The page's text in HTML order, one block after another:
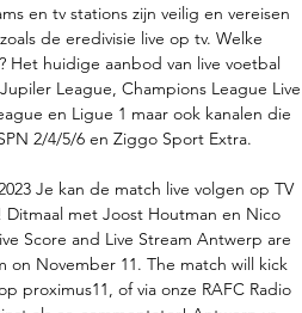
en tv stations zijn veilig en vereisen
de eredivisie live op tv. Welke
Het huidige aanbod van live voetbal
League, Champions League Live
en Ligue 1 maar ook kanalen die
2/4/5/6 en Ziggo Sport Extra.
Je kan de match live volgen op TV
Ditmaal met Joost Houtman en Nico
Score and Live Stream Antwerp are
on November 11. The match will kick
proximus11, of via onze RAFC Radio